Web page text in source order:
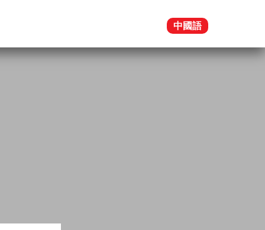
中國語